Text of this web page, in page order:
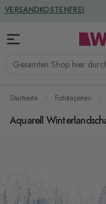
Zum Inhalt springen
Gesamten Shop hier
VERSANDKOSTENFREI
GREENGUARD ZERTIFIZIERT
Startseite Fototapeten
Aquarell